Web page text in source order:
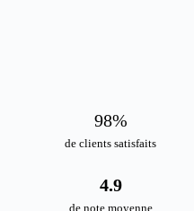
de clients satisfaits
98%
de note moyenne
4.9